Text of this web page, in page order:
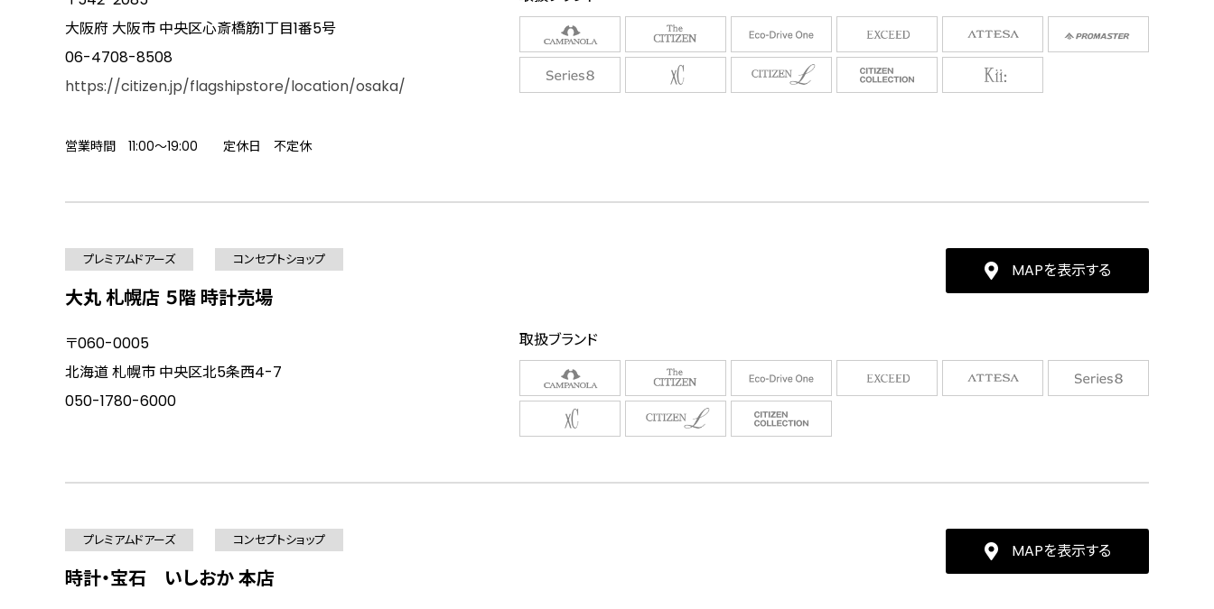
大阪府 大阪市 中央区心斎橋筋1丁目1番5号
06-4708-8508
https://citizen.jp/flagshipstore/location/osaka/
営業時間 11:00～19:00 定休日 不定休
プレミアムドアーズ コンセプトショップ
大丸 札幌店 ５階 時計売場
MAPを表示する
〒060-0005
北海道 札幌市 中央区北5条西4-7
050-1780-6000
取扱ブランド
プレミアムドアーズ コンセプトショップ
時計・宝石 いしおか 本店
MAPを表示する